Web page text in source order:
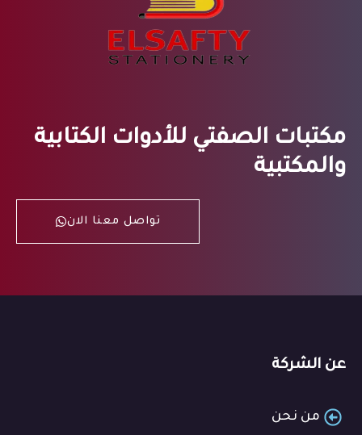
مكتبات الصفتي للأدوات الكتابية
والمكتبية
تواصل معنا الان
عن الشركة
من نحن